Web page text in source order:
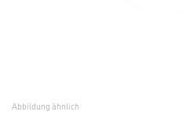
Abbildung ähnlich